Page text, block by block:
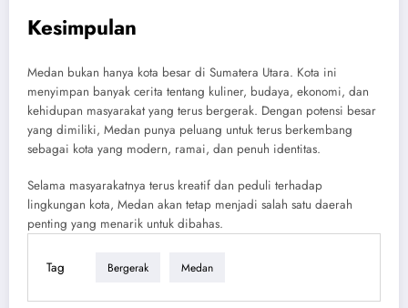
Kesimpulan
Medan bukan hanya kota besar di Sumatera Utara. Kota ini
menyimpan banyak cerita tentang kuliner, budaya, ekonomi, dan
kehidupan masyarakat yang terus bergerak. Dengan potensi besar
yang dimiliki, Medan punya peluang untuk terus berkembang
sebagai kota yang modern, ramai, dan penuh identitas.
Selama masyarakatnya terus kreatif dan peduli terhadap
lingkungan kota, Medan akan tetap menjadi salah satu daerah
penting yang menarik untuk dibahas.
Tag Bergerak Medan